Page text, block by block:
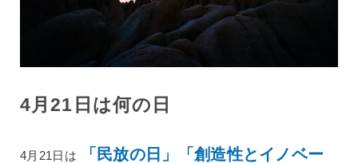
4月21日は何の日
4月21日は
「民放の日」「創造性とイノベー